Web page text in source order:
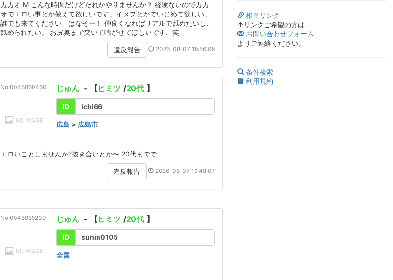
カカオ M こんな時間だけどだれかやりませんか？ 経験ないのでカカ
オでエロい事とか教えて欲しいです。イメプとかでいじめて欲しい。
誰でも来てください！はなそー！ 仲良くなればリアルで舐めたいし、
舐められたい。 お尻奥まで突いて喘がせてほしいです、笑
違反報告 2026-08-07 19:56:09
No:0045860460 じゅん - 【 ヒミツ /20代 】
ID ichi66
広島 > 広島市
エロいことしませんか?抜き合いとか〜 20代までで
違反報告 2026-08-07 16:48:07
No:0045859209 じゅん - 【 ヒミツ /20代 】
ID sunin0105
全国
相互リンク
↑リンクご希望の方は
お問い合わせフォーム
よりご連絡ください。
条件検索
利用規約